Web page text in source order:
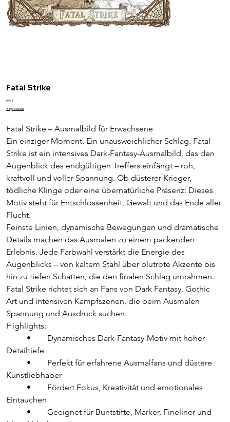
Fatal Strike
Preis
0,99 €
zzgl. Versand
Fatal Strike – Ausmalbild für Erwachsene
Ein einziger Moment. Ein unausweichlicher Schlag. Fatal
Strike ist ein intensives Dark-Fantasy-Ausmalbild, das den
Augenblick des endgültigen Treffers einfängt – roh,
kraftvoll und voller Spannung. Ob düsterer Krieger,
tödliche Klinge oder eine übernatürliche Präsenz: Dieses
Motiv steht für Entschlossenheit, Gewalt und das Ende aller
Flucht.
Feinste Linien, dynamische Bewegungen und dramatische
Details machen das Ausmalen zu einem packenden
Erlebnis. Jede Farbwahl verstärkt die Energie des
Augenblicks – von kaltem Stahl über blutrote Akzente bis
hin zu tiefen Schatten, die den finalen Schlag umrahmen.
Fatal Strike richtet sich an Fans von Dark Fantasy, Gothic
Art und intensiven Kampfszenen, die beim Ausmalen
Spannung und Ausdruck suchen.
Highlights:
Detailtiefe
Kunstliebhaber
Eintauchen